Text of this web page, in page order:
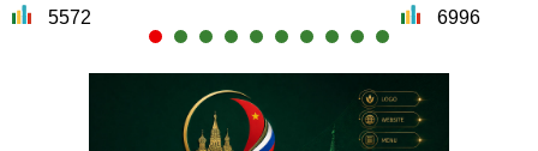
5572 6996